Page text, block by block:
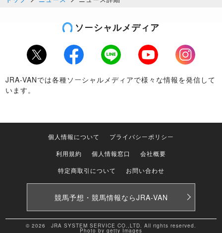
ソーシャルメディア
Twitter Facebook LINE Youtube
Instagram
JRA-VANでは各種ソーシャルメディアで様々な情報を発信して
います。
個人情報について
プライバシーポリシー
利用規約
個人情報窓口
会社概要
特定商取引について
お問い合わせ
競馬予想・競馬情報ならJRA-VAN
© 2026 JRA SYSTEM SERVICE CO.,LTD. All rights reserved.
Photo by getty Images